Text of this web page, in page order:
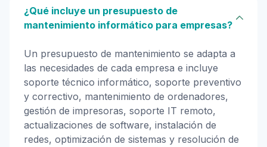
¿Qué incluye un presupuesto de
mantenimiento informático para empresas?
Un presupuesto de mantenimiento se adapta a
las necesidades de cada empresa e incluye
soporte técnico informático, soporte preventivo
y correctivo, mantenimiento de ordenadores,
gestión de impresoras, soporte IT remoto,
actualizaciones de software, instalación de
redes, optimización de sistemas y resolución de